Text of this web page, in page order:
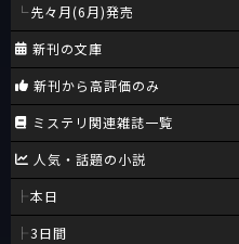
先々月(6月)発売
新刊の文庫
新刊から高評価のみ
ミステリ関連雑誌一覧
人気・話題の小説
本日
3日間